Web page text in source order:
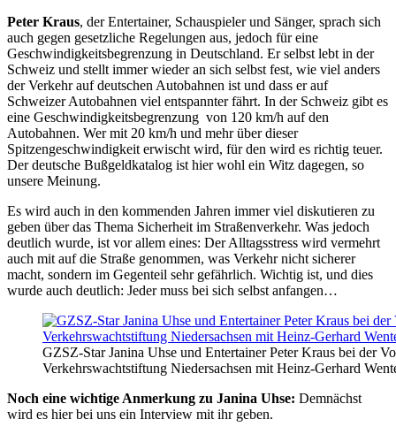
Peter Kraus, der Entertainer, Schauspieler und Sänger, sprach sich
auch gegen gesetzliche Regelungen aus, jedoch für eine
Geschwindigkeitsbegrenzung in Deutschland. Er selbst lebt in der
Schweiz und stellt immer wieder an sich selbst fest, wie viel anders
der Verkehr auf deutschen Autobahnen ist und dass er auf
Schweizer Autobahnen viel entspannter fährt. In der Schweiz gibt es
eine Geschwindigkeitsbegrenzung von 120 km/h auf den
Autobahnen. Wer mit 20 km/h und mehr über dieser
Spitzengeschwindigkeit erwischt wird, für den wird es richtig teuer.
Der deutsche Bußgeldkatalog ist hier wohl ein Witz dagegen, so
unsere Meinung.
Es wird auch in den kommenden Jahren immer viel diskutieren zu
geben über das Thema Sicherheit im Straßenverkehr. Was jedoch
deutlich wurde, ist vor allem eines: Der Alltagsstress wird vermehrt
auch mit auf die Straße genommen, was Verkehr nicht sicherer
macht, sondern im Gegenteil sehr gefährlich. Wichtig ist, und dies
wurde auch deutlich: Jeder muss bei sich selbst anfangen…
GZSZ-Star Janina Uhse und Entertainer Peter Kraus bei der
Verkehrswachtstiftung Niedersachsen mit Heinz-Gerhard
Noch eine wichtige Anmerkung zu Janina Uhse: Demnächst
wird es hier bei uns ein Interview mit ihr geben.